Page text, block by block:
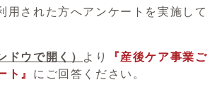
用された方へアンケートを実施して
ドウで開く） より
『産後ケア事業ご
ト』 にご回答ください。